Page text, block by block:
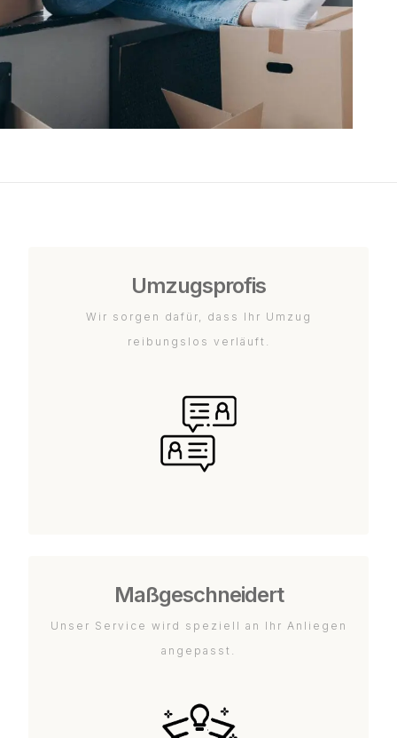
Umzugsprofis
Wir sorgen dafür, dass Ihr Umzug
reibungslos verläuft.
Maßgeschneidert
Unser Service wird speziell an Ihr Anliegen
angepasst.